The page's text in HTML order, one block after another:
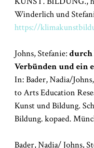
Winderlich und
https://
Johns, Stefanie: durch
Verbünden und ein
In: Bader, Nadia/
to Arts Education
Kunst und Bildung.
Bildung. kopaed.
Bader, Nadia/ Johns,